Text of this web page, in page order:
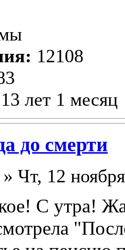
12108
13 лет 1 месяц
до смерти
» Чт, 12
С утра!